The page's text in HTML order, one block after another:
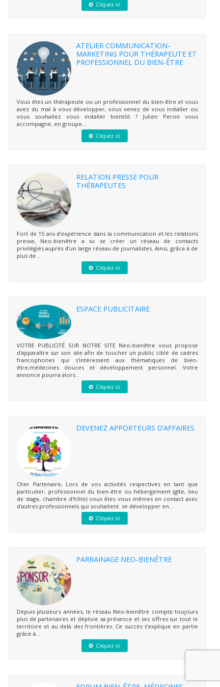
Cliquez ici
ATELIER COMMUNICATION-
MARKETING POUR THÉRAPEUTE ET
PROFESSIONNEL DU BIEN-ÊTRE
Vous êtes un thérapeute ou un professionnel du bien-être et vous
avez du mal à vous développer, vous venez de vous installer ou
vous souhaitez vous installer bientôt ? Julien Peron vous
accompagne, en groupe...
Cliquez ici
RELATION PRESSE POUR
THÉRAPEUTES
Fort de 15 ans d’expérience dans la communication et les relations
presse, Neo-bienêtre a su se créer un réseau de contacts
privilégiés auprès d’un large réseau de journalistes. Ainsi, grâce à de
plus de...
Cliquez ici
ESPACE PUBLICITAIRE
VOTRE PUBLICITÉ SUR NOTRE SITE Neo-bienêtre vous propose
d'apparaître sur son site afin de toucher un public ciblé de cadres
francophones qui s'intéressent aux thématiques de bien-
être,médecines douces et développement personnel. Votre
annonce pourra alors...
Cliquez ici
DEVENEZ APPORTEURS D’AFFAIRES
Cher Partenaire, Lors de vos activités respectives en tant que
particulier, professionnel du bien-être ou hébergement (gîte, lieu
de stage, chambre d'hôte) vous êtes vous mêmes en contact avec
d'autres professionnels qui souhaitent se développer en...
Cliquez ici
PARRAINAGE NEO-BIENÊTRE
Depuis plusieurs années, le réseau Neo-bienêtre compte toujours
plus de partenaires et déploie sa présence et ses offres sur tout le
territoire et au delà des frontières. Ce succès s’explique en partie
grâce à...
Cliquez ici